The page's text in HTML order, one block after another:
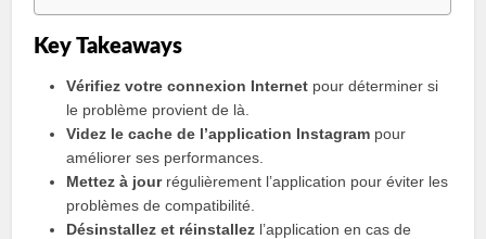
Key Takeaways
Vérifiez votre connexion Internet pour déterminer si
le problème provient de là.
Videz le cache de l’application Instagram pour
améliorer ses performances.
Mettez à jourrégulièrement l’application pour éviter les
problèmes de compatibilité.
Désinstallez et réinstallez l’application en cas de